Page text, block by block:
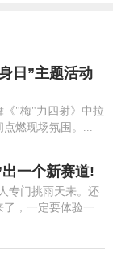
日”主题活动
《"梅"力四射》中拉
燃现场氛围。...
一个新赛道!
专门挑雨天来。还
，一定要体验一